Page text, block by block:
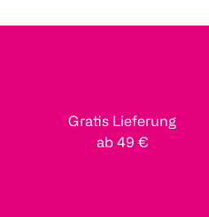
Gratis Lieferung
ab 49 €